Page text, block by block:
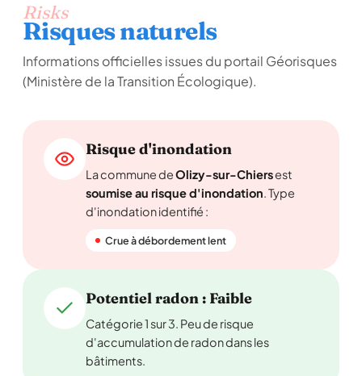
Risks
Risques naturels
Informations officielles issues du portail Géorisques
(Ministère de la Transition Écologique).
Risque d'inondation
La commune deOlizy-sur-Chiersest
soumise au risque d'inondation. Type
d'inondation identifié :
Crue à débordement lent
Potentiel radon : Faible
Catégorie 1 sur 3. Peu de risque
d'accumulation de radon dans les
bâtiments.